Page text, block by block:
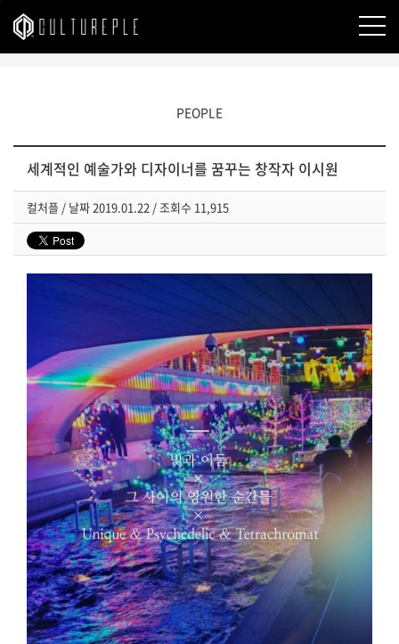
본문바로가기
PEOPLE
세계적인 예술가와 디자이너를 꿈꾸는 창작자 이시원
컬처플 / 날짜2019.01.22 /조회수 11,915